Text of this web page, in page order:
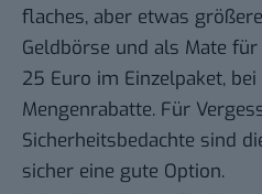
flaches, aber etwas
Geldbörse und als Mate
25 Euro im Einzelpaket,
Mengenrabatte. Für
Sicherheitsbedachte sind
sicher eine gute Option.